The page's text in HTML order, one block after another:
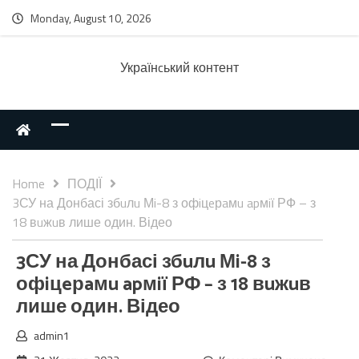
Monday, August 10, 2026
Українcький контент
Home
ПОДІЇ
3СУ на Донбасі збuлu Мi-8 з офiцeрaмu apмiї РФ – з
18 вuжuв лише один. Відео
3СУ на Донбасі збuлu Мi-8 з
офiцeрaмu apмiї РФ – з 18 вuжuв
лише один. Відео
admin1